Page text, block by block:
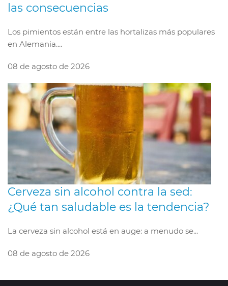
las consecuencias
Los pimientos están entre las hortalizas más populares
en Alemania....
08 de agosto de 2026
Cerveza sin alcohol contra la sed:
¿Qué tan saludable es la tendencia?
La cerveza sin alcohol está en auge: a menudo se...
08 de agosto de 2026